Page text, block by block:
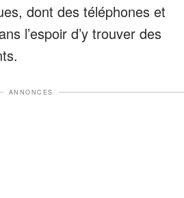
dont des téléphones et
l’espoir d’y trouver des
ANNONCES